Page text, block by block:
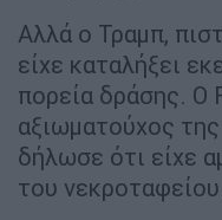
Αλλά ο Τραμπ,
είχε καταλήξει
πορεία δράσης. Ο
αξιωματούχος
δήλωσε ότι είχε
του νεκροταφείου.